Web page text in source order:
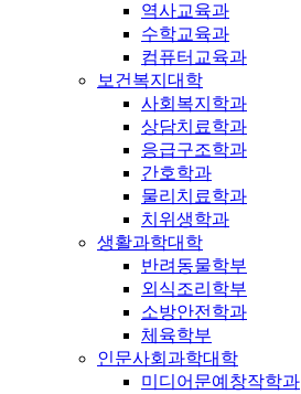
역사교육과
수학교육과
컴퓨터교육과
보건복지대학
사회복지학과
상담치료학과
응급구조학과
간호학과
물리치료학과
치위생학과
생활과학대학
반려동물학부
외식조리학부
소방안전학과
체육학부
인문사회과학대학
미디어문예창작학과